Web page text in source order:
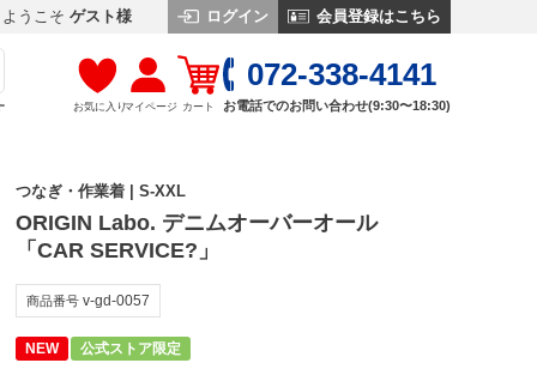
ようこそ ゲスト様 ログイン 会員登録はこちら
お気に入りマイページ カート
072-338-4141
お電話でのお問い合わせ(9:30〜18:30)
つなぎ・作業着 | S-XXL
ORIGIN Labo. デニムオーバーオール
「CAR SERVICE?」
商品番号 v-gd-0057
NEW 公式ストア限定